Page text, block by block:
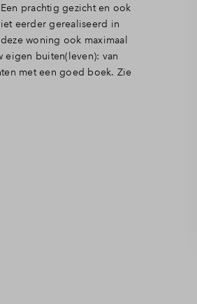
prachtig gezicht en ook
eerder gerealiseerd in
woning ook maximaal
buiten(leven): van
met een goed boek. Zie
rijkelijk
en wonen gezellig met
je ‘s zomers de